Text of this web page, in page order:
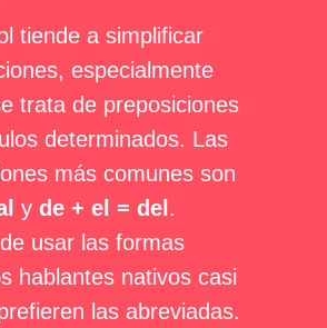
tiende a simplificar
especialmente
trata de preposiciones
determinados. Las
más comunes son
y de + el = del.
usar las formas
hablantes nativos casi
las abreviadas.